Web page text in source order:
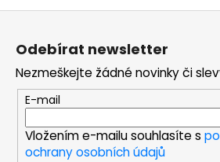
Z
Odebírat newsletter
Nezmeškejte žádné novinky či
E-mail
Vložením e-mailu souhlasíte s
ochrany osobních údajů